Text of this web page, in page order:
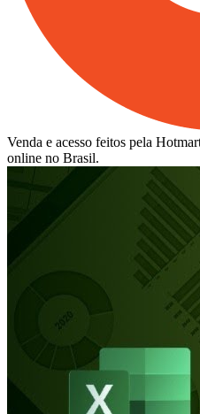
Venda e acesso feitos pela
online no Brasil.